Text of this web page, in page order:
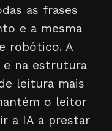
as frases
e a mesma
robótico. A
e na estrutura
leitura mais
o leitor
a IA a prestar